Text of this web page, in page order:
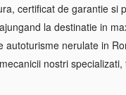
certificat de garantie si
la destinatie in
autoturisme nerulate in
nostri